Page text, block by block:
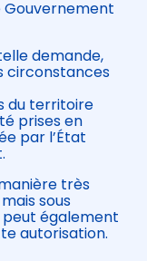
Gouvernement
demande,
circonstances
du territoire
prises en
par l’État
très
sous
peut également
autorisation.